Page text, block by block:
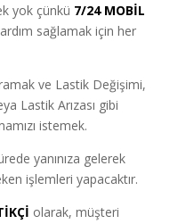
yok çünkü 7/24 MOBİL
sağlamak için her
ve Lastik Değişimi,
Lastik Arızası gibi
istemek.
yanınıza gelerek
işlemleri yapacaktır.
olarak, müşteri